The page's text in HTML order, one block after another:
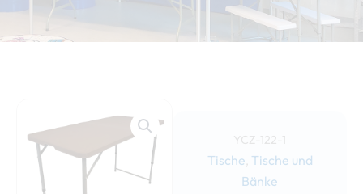
YCZ-122-1
Tische, Tische und
Bänke